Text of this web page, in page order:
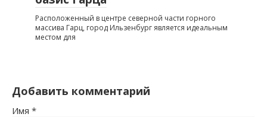
Расположенный в центре северной части горного
массива Гарц, город Ильзенбург является идеальным
местом для
Добавить комментарий
Имя *